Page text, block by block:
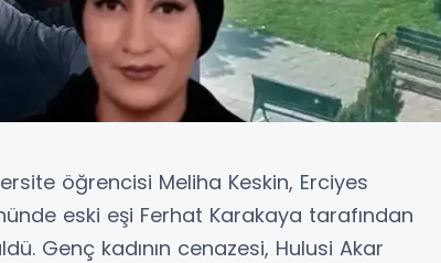
öğrencisi Meliha Keskin, Erciyes
eski eşi Ferhat Karakaya tarafından
Genç kadının cenazesi, Hulusi Akar